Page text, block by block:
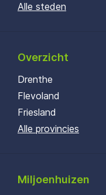
Alle steden
Overzicht
Drenthe
Flevoland
Friesland
Alle provincies
Miljoenhuizen